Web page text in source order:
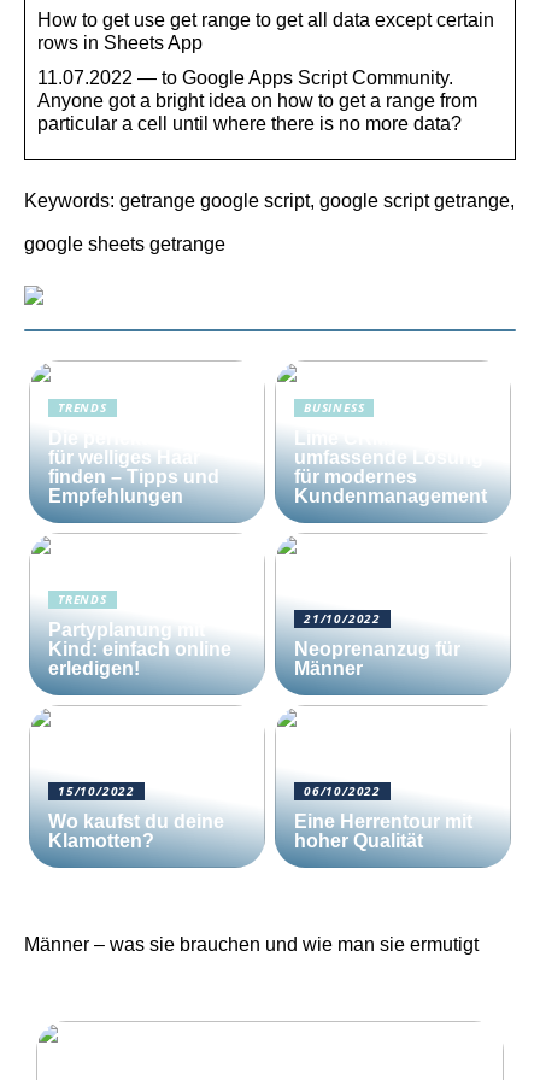
How to get use get range to get all data except certain
rows in Sheets App
11.07.2022 — to Google Apps Script Community.
Anyone got a bright idea on how to get a range from
particular a cell until where there is no more data?
Keywords: getrange google script, google script getrange,
google sheets getrange
TRENDS
Die perfekte Bürste
für welliges Haar
finden – Tipps und
Empfehlungen
BUSINESS
Lime CRM: Die
umfassende Lösung
für modernes
Kundenmanagement
TRENDS
Partyplanung mit
Kind: einfach online
erledigen!
21/10/2022
Neoprenanzug für
Männer
15/10/2022
Wo kaufst du deine
Klamotten?
06/10/2022
Eine Herrentour mit
hoher Qualität
Männer – was sie brauchen und wie man sie ermutigt